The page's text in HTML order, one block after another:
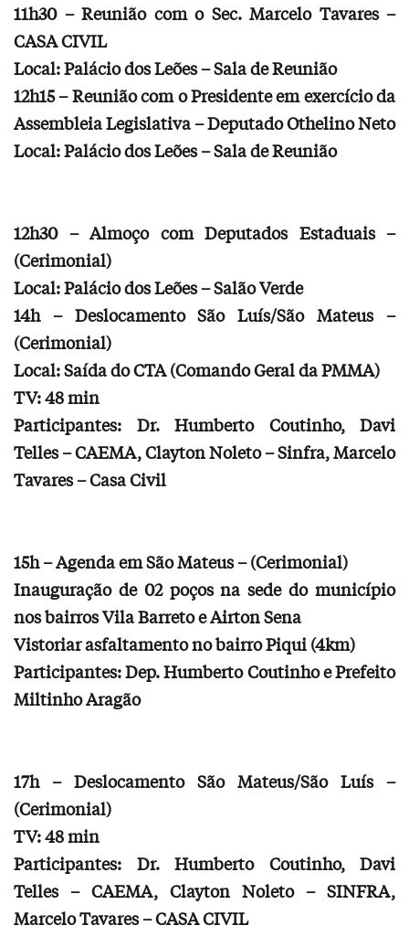
11h30 – Reunião com o Sec. Marcelo Tavares –
CASA CIVIL
Local: Palácio dos Leões – Sala de Reunião
12h15 – Reunião com o Presidente em exercício da
Assembleia Legislativa – Deputado Othelino Neto
Local: Palácio dos Leões – Sala de Reunião
12h30 – Almoço com Deputados Estaduais –
(Cerimonial)
Local: Palácio dos Leões – Salão Verde
14h – Deslocamento São Luís/São Mateus –
(Cerimonial)
Local: Saída do CTA (Comando Geral da PMMA)
TV: 48 min
Participantes: Dr. Humberto Coutinho, Davi
Telles – CAEMA, Clayton Noleto – Sinfra, Marcelo
Tavares – Casa Civil
15h – Agenda em São Mateus – (Cerimonial)
Inauguração de 02 poços na sede do município
nos bairros Vila Barreto e Airton Sena
Vistoriar asfaltamento no bairro Piqui (4km)
Participantes: Dep. Humberto Coutinho e Prefeito
Miltinho Aragão
17h – Deslocamento São Mateus/São Luís –
(Cerimonial)
TV: 48 min
Participantes: Dr. Humberto Coutinho, Davi
Telles – CAEMA, Clayton Noleto – SINFRA,
Marcelo Tavares – CASA CIVIL